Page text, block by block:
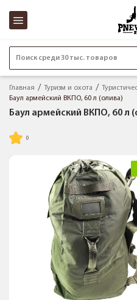
Поиск среди 30 тыс. товаров
Главная Туризм и охота
Баул армейский ВКПО, 60 л (олива)
Баул армейский ВКПО, 60 л